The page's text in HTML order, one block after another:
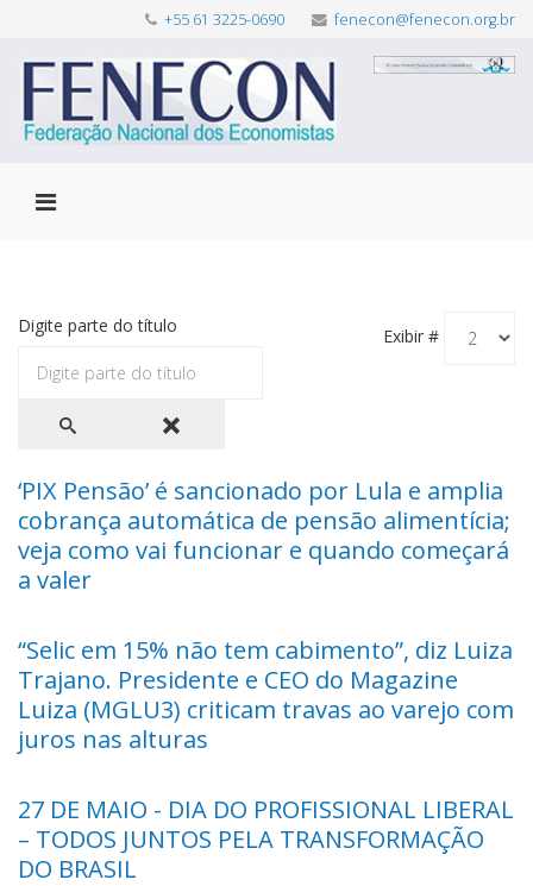
+55 61 3225-0690 fenecon@fenecon.org.br
Digite parte do título Exibir #
‘PIX Pensão’ é sancionado por Lula e amplia
cobrança automática de pensão alimentícia;
veja como vai funcionar e quando começará
a valer
“Selic em 15% não tem cabimento”, diz Luiza
Trajano. Presidente e CEO do Magazine
Luiza (MGLU3) criticam travas ao varejo com
juros nas alturas
27 DE MAIO - DIA DO PROFISSIONAL LIBERAL
– TODOS JUNTOS PELA TRANSFORMAÇÃO
DO BRASIL